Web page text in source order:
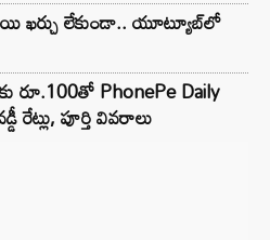
ఖర్చు లేకుండా.. యూట్యూబ్‌లో
రూ.100తో PhonePe Daily
రేట్లు, పూర్తి వివరాలు